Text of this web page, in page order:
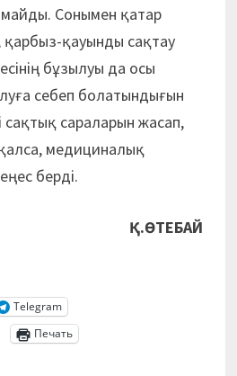
Сонымен қатар
қарбыз-қауынды сақтау
бұзылуы да осы
себеп болатындығын
сақтық сараларын жасап,
медициналық
берді.
Қ.ӨТЕБАЙ
Telegram
Печать